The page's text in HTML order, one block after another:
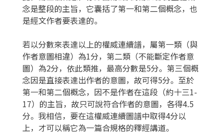
念是整段的主旨，它囊括了第一和第二個概念，也
是經文作者要表達的。
若以分數來表達以上的權威連續譜，屬第一類（與
作者意圖相違）為1分，第二類（不能斷定作者意
圖）為2分，依此類推，最高分數是5分。第三個概
念因是直接表達出作者的意圖，故可得5分。至於
第一和第二個概念，因不是作者在這段（約十三1-
17）的主旨，故只可說符合作者的意圖，各得4.5
分。我相信，要在這權威連續圖譜中取得4分以
上，才可以稱它為一篇合規格的釋經講道。